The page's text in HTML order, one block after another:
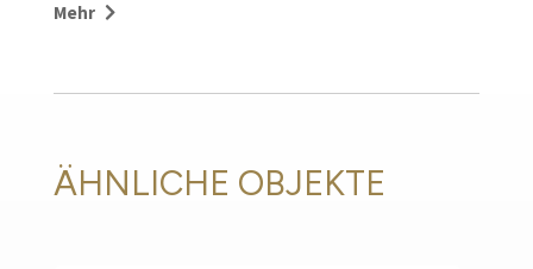
eine andere ersetzt wird, sieht die Zahlung folgender
Stornierung zwischen dem 44. und 30. Tag vor
Anreisedatum;
Mehr
ÄHNLICHE OBJEKTE